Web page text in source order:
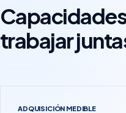
trabajar
ADQUISICIÓN MEDIBLE